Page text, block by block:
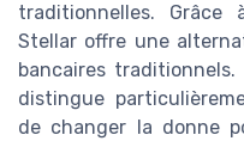
traditionnelles.
Stellar offre une
bancaires
distingue
de changer la donne